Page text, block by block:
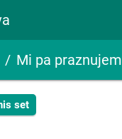
Mi pa praznujemo - rojstni dnevi otrok
set